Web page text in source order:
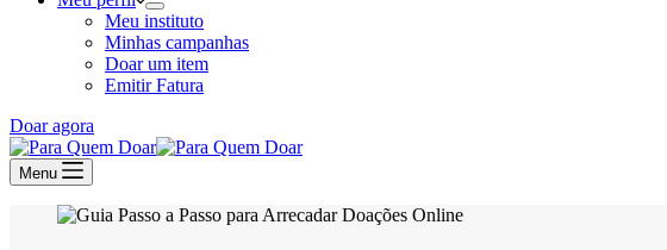
Meu instituto
Minhas campanhas
Doar um item
Emitir Fatura
Doar agora
Menu